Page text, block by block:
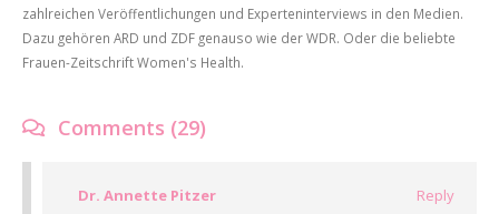
zahlreichen Veröffentlichungen und Experteninterviews in den Medien.
Dazu gehören ARD und ZDF genauso wie der WDR. Oder die beliebte
Frauen-Zeitschrift Women's Health.
Comments (29)
Dr. Annette Pitzer Reply